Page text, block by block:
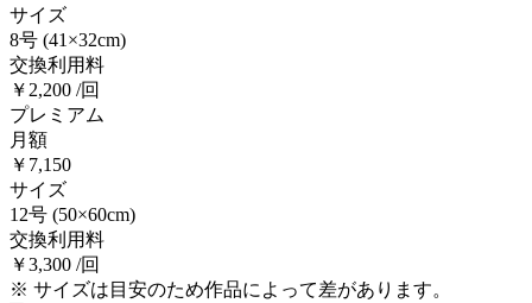
サイズ
8号 (41×32cm)
交換利用料
￥2,200 /回
プレミアム
月額
￥7,150
サイズ
12号 (50×60cm)
交換利用料
￥3,300 /回
※ サイズは目安のため作品によって差があります。